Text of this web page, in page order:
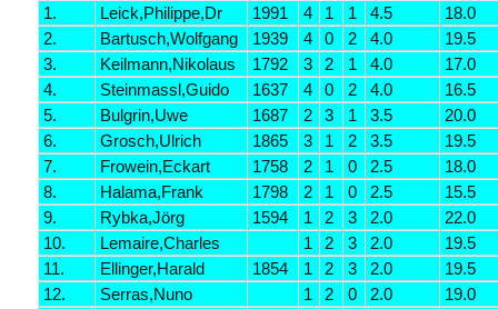
1. Leick,Philippe,Dr 1991 4 1 1 4.5
18.0
2.
Bartusch,Wolfgang 1939 4 0 2 4.0
19.5
3.
Keilmann,Nikolaus 1792 3 2 1 4.0
17.0
4.
Steinmassl,Guido 1637 4 0 2 4.0
16.5
5.
Bulgrin,Uwe 1687 2 3 1 3.5
20.0
6.
Grosch,Ulrich 1865 3 1 2 3.5
19.5
7.
Frowein,Eckart 1758 2 1 0 2.5
18.0
8.
Halama,Frank 1798 2 1 0 2.5
15.5
9.
Rybka,Jörg 1594 1 2 3 2.0
22.0
10.
Lemaire,Charles 1 2 3 2.0
19.5
11.
Ellinger,Harald 1854 1 2 3 2.0
19.5
12.
Serras,Nuno 1 2 0 2.0
19.0